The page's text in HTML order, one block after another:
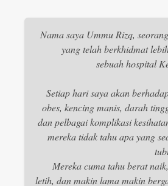
Nama saya Ummu Rizq,
yang telah berkhidmat
sebuah hospital
Setiap hari saya akan
obes, kencing manis, darah
dan pelbagai komplikasi
mereka tidak tahu apa yang
Mereka cuma tahu berat
letih, dan makin lama makin